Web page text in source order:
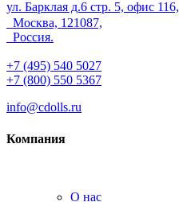
ул. Барклая д.6 стр. 5, офис 116,
Москва, 121087,
Россия.
+7 (495) 540 5027
+7 (800) 550 5367
info@cdolls.ru
Компания
О нас